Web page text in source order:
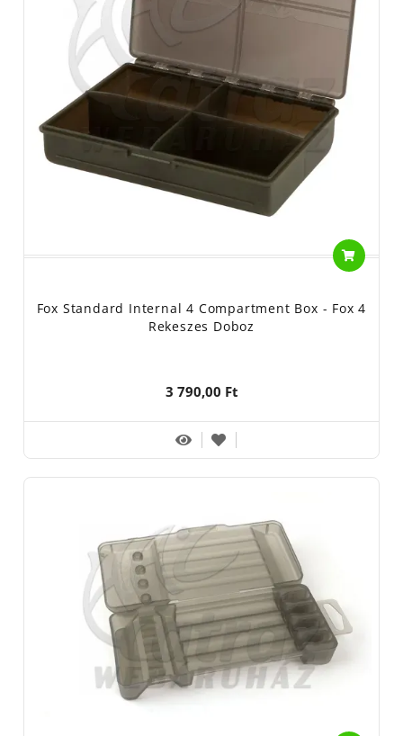
Fox Standard Internal 4 Compartment Box - Fox 4
Rekeszes Doboz
3 790,00 Ft